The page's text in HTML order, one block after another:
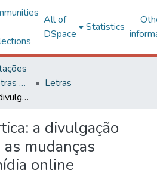
All of
DSpace
Statistics
Ciências Humanas, Letras e Artes
Letras
Brasil na Antártica: a divulgação científica sobre as mudanças climáticas na mídia online
a divulgação
mudanças
online